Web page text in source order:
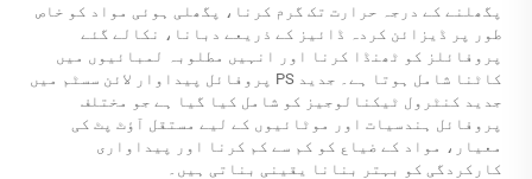
پگھلنے کے درجہ حرارت تک گرم کرنا، پگھلی ہوئی مواد کو خاص
طور پر ڈیزائن کردہ ڈائیز کے ذریعے دبانا، نکالے گئے
پروفائلز کو ٹھنڈا کرنا اور انہیں مطلوبہ لمبائیوں میں
کاٹنا شامل ہوتا ہے۔ جدید PS پروفائل پیداوار لائن سسٹم میں
جدید کنٹرول ٹیکنالوجیز کو شامل کیا گیا ہے جو مختلف
پروفائل ہندسیات اور موٹائیوں کے لیے مستقل آؤٹ پٹ کی
معیار، مواد کے ضیاع کو کم سے کم کرنا اور پیداواری
کارکردگی کو بہتر بنانا یقینی بناتی ہیں۔